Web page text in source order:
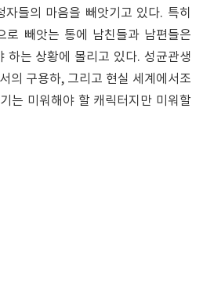
들의 마음을 빼앗기고 있다. 특히
로 빼앗는 통에 남친들과 남편들은
하는 상황에 몰리고 있다. 성균관생
의 구용하, 그리고 현실 세계에서조
는 미워해야 할 캐릭터지만 미워할